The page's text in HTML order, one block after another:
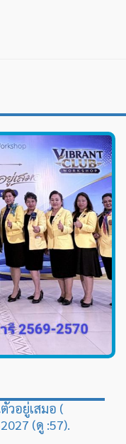
อยู่เสมอ (
(ดู :57).